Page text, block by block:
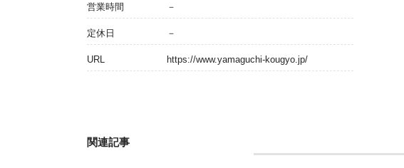
営業時間 －
定休日 －
URL https://www.yamaguchi-kougyo.jp/
関連記事